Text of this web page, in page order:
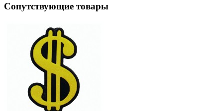
Сопутствующие товары